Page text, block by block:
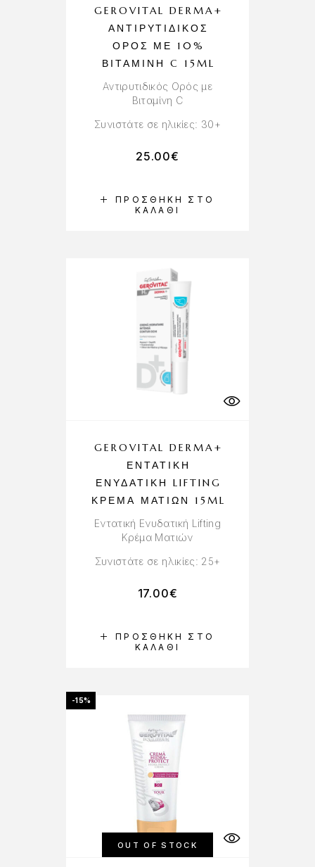
ΠΡΟΣΘΉΚΗ ΣΤΟ
ΚΑΛΆΘΙ
GEROVITAL DERMA+
ΑΝΤΙΡΥΤΙΔΙΚΌΣ
ΟΡΌΣ ΜΕ 10%
ΒΙΤΑΜΊΝΗ C 15ML
Αντιρυτιδικός Ορός με
Βιταμίνη C
Συνιστάτε σε ηλικίες: 30+
25.00€
ΠΡΟΣΘΉΚΗ ΣΤΟ
ΚΑΛΆΘΙ
GEROVITAL DERMA+
ΕΝΤΑΤΙΚΉ
ΕΝΥΔΑΤΙΚΉ LIFTING
ΚΡΈΜΑ ΜΑΤΙΏΝ 15ML
Εντατική Ενυδατική Lifting
Κρέμα Ματιών
Συνιστάτε σε ηλικίες: 25+
17.00€
-15%
OUT OF STOCK